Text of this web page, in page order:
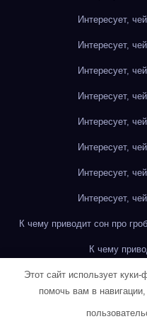
Интересует,
Интересует,
Интересует,
Интересует,
Интересует,
Интересует,
Интересует,
Интересует,
К чему приводит сон про гроб
К чему
К чему
К чему
К чему приводит
Этот сайт использует
помочь вам в